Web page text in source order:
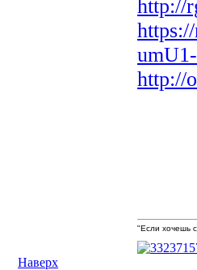
http://
http://
Наверх
"Если хочешь